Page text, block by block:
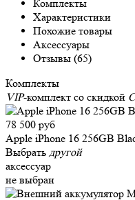
Комплекты
Характеристики
Похожие товары
Аксессуары
Отзывы (65)
Комплекты
VIP-комплект со скидкой
78 500 руб
Apple iPhone 16 256GB
Выбрать другой
аксессуар
не выбран